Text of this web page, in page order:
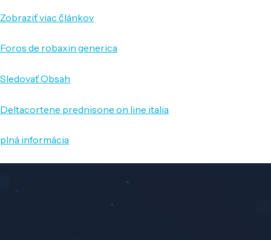
Zobraziť viac článkov
Foros de robaxin generica
Sledovať Obsah
Deltacortene prednisone on line italia
plná informácia